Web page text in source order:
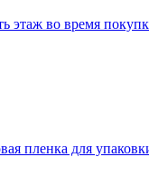
этаж во время
пленка для